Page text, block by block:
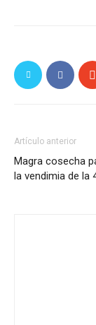
Artículo anterior
Magra cosecha
la vendimia de la